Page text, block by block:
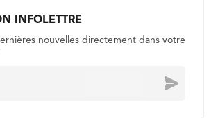
INFOLETTRE
nouvelles directement dans votre
Envoyer